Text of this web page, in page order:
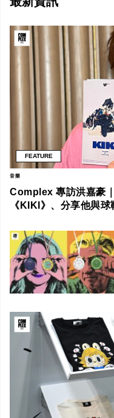
FEATURE
音樂
Complex 專訪洪嘉豪
《KIKI》、分享他與